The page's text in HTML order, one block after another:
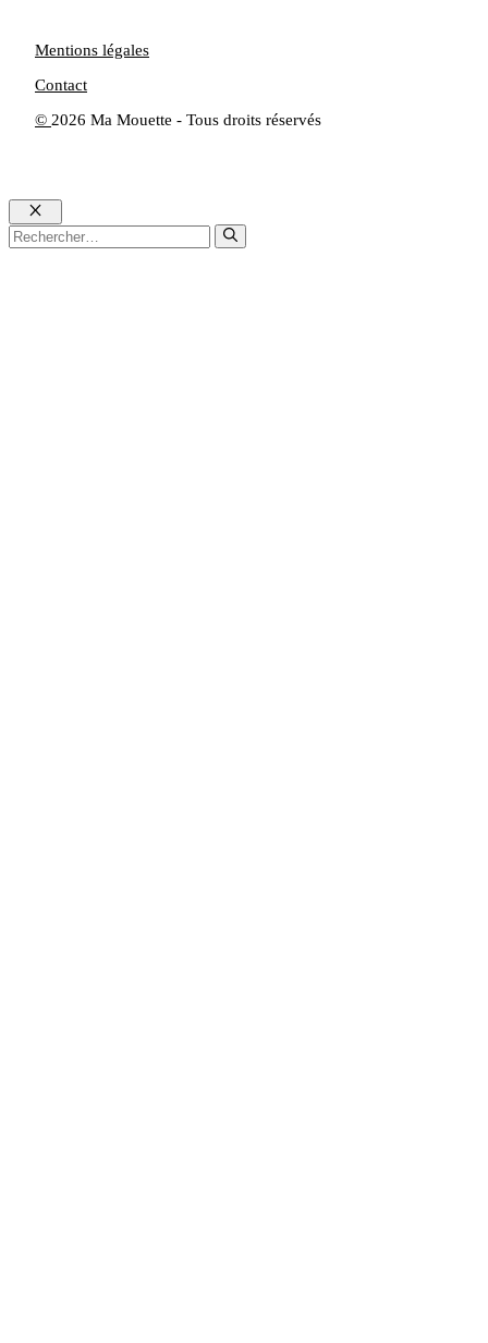
© 2026 Ma Mouette - Tous droits réservés
Mentions légales
Contact
Fermer
Rechercher :